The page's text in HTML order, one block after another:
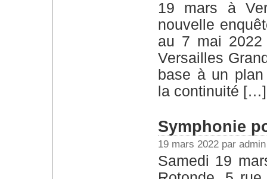
19 mars à
nouvelle
au 7 mai
Versailles
base à un plan
la continuité […]
Symphonie
19 mars 2022 par
Samedi 19 mars 2022 de 14h à 16h 45 Salle la